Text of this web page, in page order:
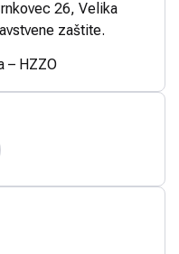
26, Velika
zaštite.
– HZZO